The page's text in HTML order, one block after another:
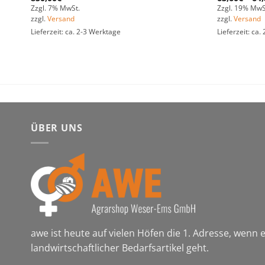
Zzgl. 7% MwSt.
zzgl. Versand
Lieferzeit: ca. 2-3 Werktage
Zzgl. 19%
zzgl. Versand
Lieferzeit: ca.
ÜBER UNS
awe ist heute auf vielen Höfen die 1. Adresse, wenn
landwirtschaftlicher Bedarfsartikel geht.